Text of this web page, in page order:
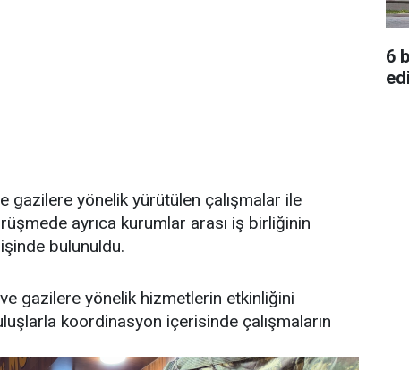
gazilere yönelik yürütülen çalışmalar ile
ayrıca kurumlar arası iş birliğinin
bulunuldu.
gazilere yönelik hizmetlerin etkinliğini
koordinasyon içerisinde çalışmaların
6